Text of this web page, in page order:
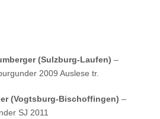
(Sulzburg-Laufen) –
2009 Auslese tr.
(Vogtsburg-Bischoffingen) –
SJ 2011